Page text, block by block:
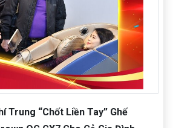
Trung “Chốt Liền Tay” Ghế